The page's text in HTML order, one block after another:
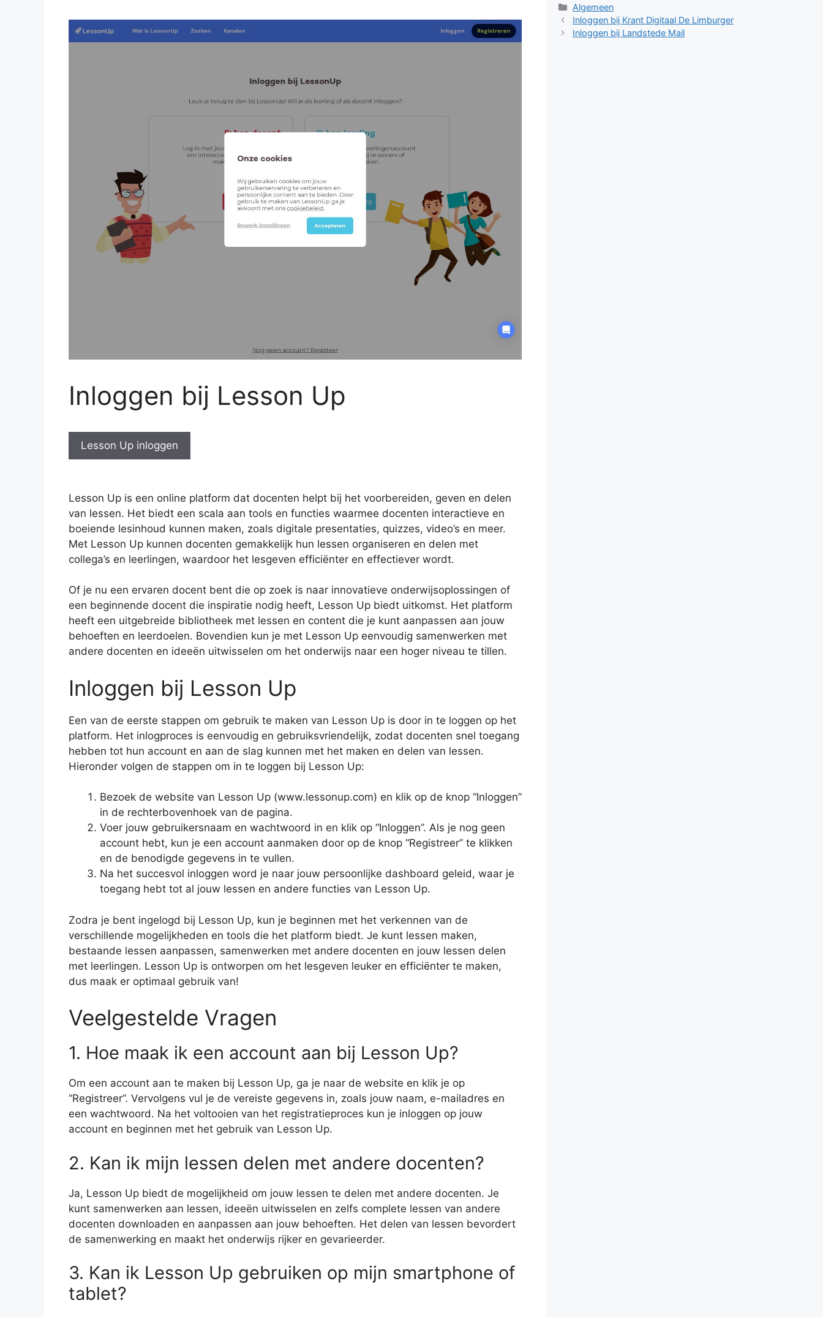
Inloggen bij Lesson Up
Lesson Up inloggen
Lesson Up is een online platform dat docenten helpt bij het voorbereiden, geven en delen
van lessen. Het biedt een scala aan tools en functies waarmee docenten interactieve en
boeiende lesinhoud kunnen maken, zoals digitale presentaties, quizzes, video’s en meer.
Met Lesson Up kunnen docenten gemakkelijk hun lessen organiseren en delen met
collega’s en leerlingen, waardoor het lesgeven efficiënter en effectiever wordt.
Of je nu een ervaren docent bent die op zoek is naar innovatieve onderwijsoplossingen of
een beginnende docent die inspiratie nodig heeft, Lesson Up biedt uitkomst. Het platform
heeft een uitgebreide bibliotheek met lessen en content die je kunt aanpassen aan jouw
behoeften en leerdoelen. Bovendien kun je met Lesson Up eenvoudig samenwerken met
andere docenten en ideeën uitwisselen om het onderwijs naar een hoger niveau te tillen.
Inloggen bij Lesson Up
Een van de eerste stappen om gebruik te maken van Lesson Up is door in te loggen op het
platform. Het inlogproces is eenvoudig en gebruiksvriendelijk, zodat docenten snel toegang
hebben tot hun account en aan de slag kunnen met het maken en delen van lessen.
Hieronder volgen de stappen om in te loggen bij Lesson Up:
Bezoek de website van Lesson Up (www.lessonup.com) en klik op de knop “Inloggen”
in de rechterbovenhoek van de pagina.
Voer jouw gebruikersnaam en wachtwoord in en klik op “Inloggen”. Als je nog geen
account hebt, kun je een account aanmaken door op de knop “Registreer” te klikken
en de benodigde gegevens in te vullen.
Na het succesvol inloggen word je naar jouw persoonlijke dashboard geleid, waar je
toegang hebt tot al jouw lessen en andere functies van Lesson Up.
Zodra je bent ingelogd bij Lesson Up, kun je beginnen met het verkennen van de
verschillende mogelijkheden en tools die het platform biedt. Je kunt lessen maken,
bestaande lessen aanpassen, samenwerken met andere docenten en jouw lessen delen
met leerlingen. Lesson Up is ontworpen om het lesgeven leuker en efficiënter te maken,
dus maak er optimaal gebruik van!
Veelgestelde Vragen
1. Hoe maak ik een account aan bij Lesson Up?
Om een account aan te maken bij Lesson Up, ga je naar de website en klik je op
“Registreer”. Vervolgens vul je de vereiste gegevens in, zoals jouw naam, e-mailadres en
een wachtwoord. Na het voltooien van het registratieproces kun je inloggen op jouw
account en beginnen met het gebruik van Lesson Up.
2. Kan ik mijn lessen delen met andere docenten?
Ja, Lesson Up biedt de mogelijkheid om jouw lessen te delen met andere docenten. Je
kunt samenwerken aan lessen, ideeën uitwisselen en zelfs complete lessen van andere
docenten downloaden en aanpassen aan jouw behoeften. Het delen van lessen bevordert
de samenwerking en maakt het onderwijs rijker en gevarieerder.
3. Kan ik Lesson Up gebruiken op mijn smartphone of
tablet?
Categorieën
Algemeen
Inloggen bij Krant Digitaal De Limburger
Inloggen bij Landstede Mail